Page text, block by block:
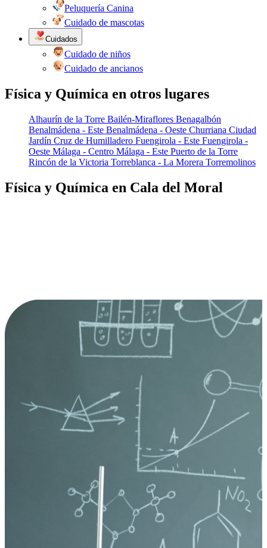
Peluquería Canina
Cuidado de mascotas
Cuidados
Cuidado de niños
Cuidado de ancianos
Física y Química en otros lugares
Alhaurín de la Torre Bailén-Miraflores Benagalbón
Benalmádena - Este Benalmádena - Oeste Churriana Ciudad
Jardín Cruz de Humilladero Fuengirola - Este Fuengirola -
Oeste Málaga - Centro Málaga - Este Puerto de la Torre
Rincón de la Victoria Torreblanca - La Morera Torremolinos
Física y Química en Cala del Moral